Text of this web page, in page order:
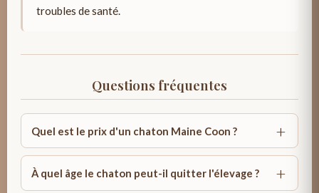
troubles de santé.
Questions fréquentes
Quel est le prix d'un chaton Maine Coon ?
À quel âge le chaton peut-il quitter l'élevage ?